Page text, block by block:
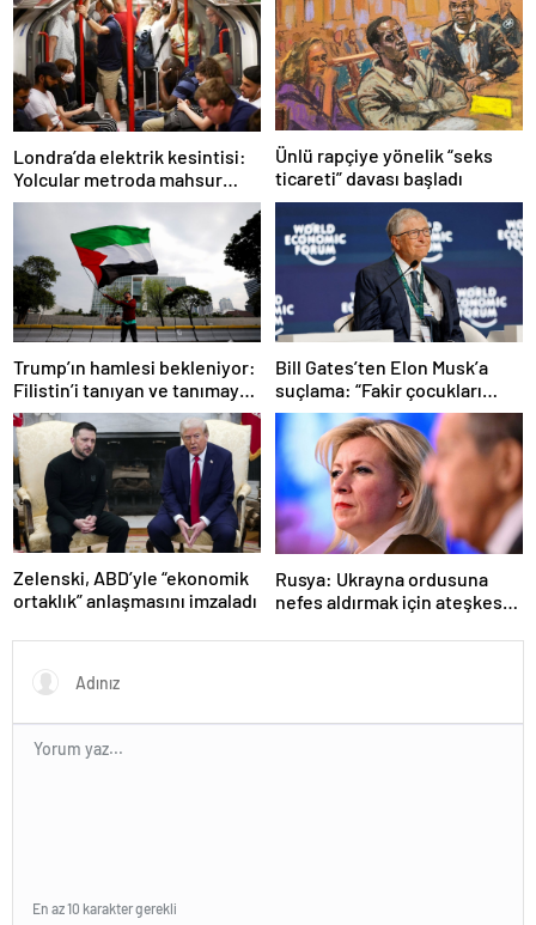
Londra’da elektrik kesintisi:
Yolcular metroda mahsur
kaldı
Ünlü rapçiye yönelik “seks
ticareti” davası başladı
Trump’ın hamlesi bekleniyor:
Filistin’i tanıyan ve tanımayan
ülkeler hangileri?
Bill Gates’ten Elon Musk’a
suçlama: “Fakir çocukları
öldürdü”
Zelenski, ABD’yle “ekonomik
ortaklık” anlaşmasını imzaladı
Rusya: Ukrayna ordusuna
nefes aldırmak için ateşkes
En az 10 karakter gerekli